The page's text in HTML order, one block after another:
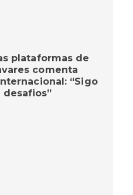
plataformas de
comenta
“Sigo